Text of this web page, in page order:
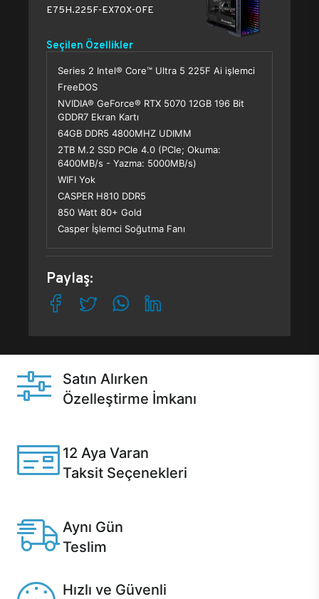
E75H.225F-EX70X-0FE
Seçilen Özellikler
Series 2 Intel® Core™ Ultra 5 225F Ai işlemci
FreeDOS
NVIDIA® GeForce® RTX 5070 12GB 196 Bit
GDDR7 Ekran Kartı
64GB DDR5 4800MHZ UDIMM
2TB M.2 SSD PCle 4.0 (PCle; Okuma:
6400MB/s - Yazma: 5000MB/s)
WIFI Yok
CASPER H810 DDR5
850 Watt 80+ Gold
Casper İşlemci Soğutma Fanı
Paylaş:
Satın Alırken
Özelleştirme İmkanı
12 Aya Varan
Taksit Seçenekleri
Aynı Gün
Teslim
Hızlı ve Güvenli